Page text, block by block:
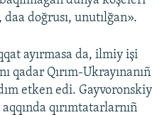
doğrusı, unutılğan».
ayırmasa da, ilmiy işi
qadar Qırım-Ukrayınanıñ
etken edi. Gayvoronskiy
qırımtatarlarnıñ